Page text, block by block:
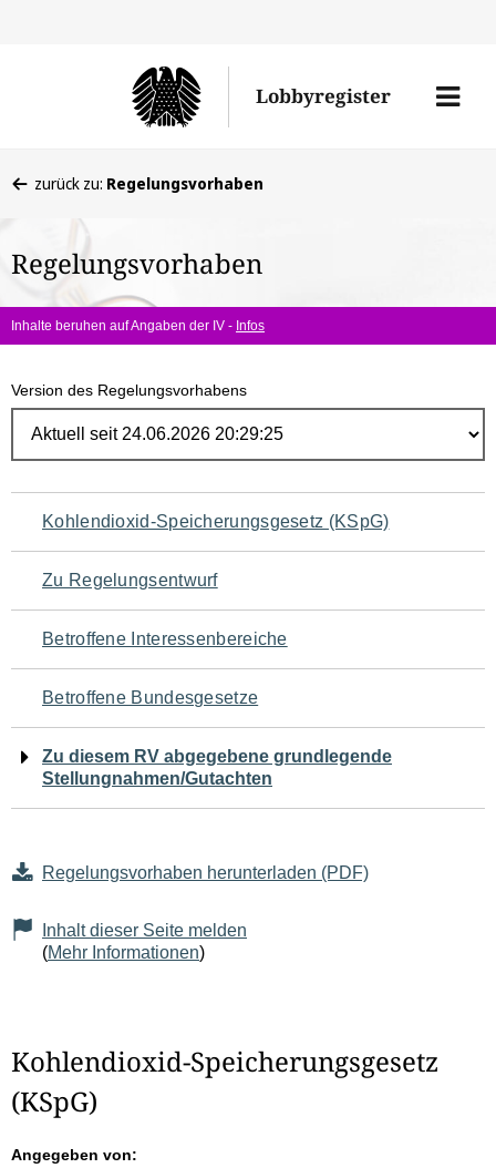
Lobbyregister
Menü
befinden
hier:
zurück zu: Regelungsvorhaben
Regelungsvorhaben
Inhalte beruhen auf Angaben der IV - Infos
Version des Regelungsvorhabens
Navigation
für
den
Seiteninhalt
Kohlendioxid-Speicherungsgesetz (KSpG)
Zu Regelungsentwurf
Betroffene Interessenbereiche
Betroffene Bundesgesetze
Zu diesem RV abgegebene grundlegende
Stellungnahmen/Gutachten
Regelungsvorhaben herunterladen (PDF)
Inhalt dieser Seite melden
(Mehr Informationen)
Kohlendioxid-Speicherungsgesetz
(KSpG)
Angegeben von: